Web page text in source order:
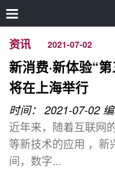
资讯 2021-07-02
新消费·新体验“
将在上海举行
时间： 2021-07-02
近年来，随着互联网
等新技术的应用 ，新
间，数字...